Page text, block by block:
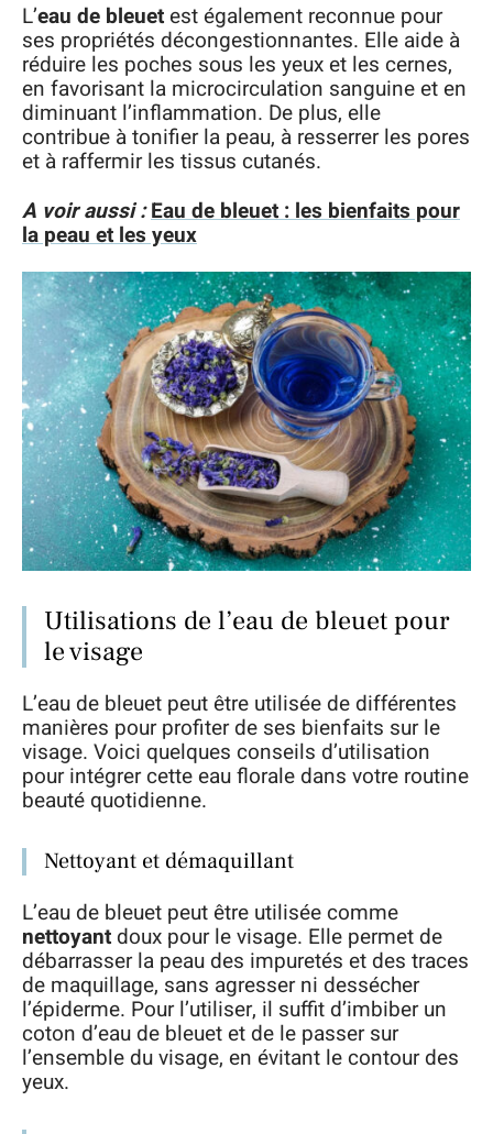
L’eau de bleuetest également reconnue pour
ses propriétés décongestionnantes. Elle aide à
réduire les poches sous les yeux et les cernes,
en favorisant la microcirculation sanguine et en
diminuant l’inflammation. De plus, elle
contribue à tonifier la peau, à resserrer les pores
et à raffermir les tissus cutanés.
A voir aussi : Eau de bleuet : les bienfaits pour
la peau et les yeux
Utilisations de l’eau de bleuet pour
le visage
L’eau de bleuet peut être utilisée de différentes
manières pour profiter de ses bienfaits sur le
visage. Voici quelques conseils d’utilisation
pour intégrer cette eau florale dans votre routine
beauté quotidienne.
Nettoyant et démaquillant
L’eau de bleuet peut être utilisée comme
nettoyant doux pour le visage. Elle permet de
débarrasser la peau des impuretés et des traces
de maquillage, sans agresser ni dessécher
l’épiderme. Pour l’utiliser, il suffit d’imbiber un
coton d’eau de bleuet et de le passer sur
l’ensemble du visage, en évitant le contour des
yeux.